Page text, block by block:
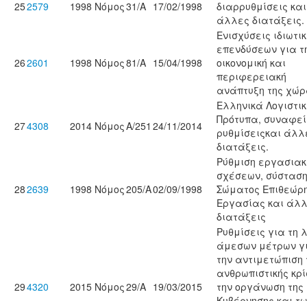
252579 1998 Νόμος31/Α 17/02/1998
διαρρυθμίσεις και
άλλες διατάξεις.
262601 1998 Νόμος81/Α 15/04/1998
Ενισχύσεις
επενδύσεων για
οικονομική και
περιφερειακή
ανάπτυξη της
274308 2014 ΝόμοςΑ/251 24/11/2014
Eλληνικά
Πρότυπα,
ρυθμίσειςκαι
διατάξεις.
282639 1998 Νόμος205/Α02/09/1998
Ρύθμιση
σχέσεων, σύσταση
Σώματος
Εργασίας και
διατάξεις
294320 2015 Νόμος29/A 19/03/2015
Ρυθμίσεις για τη
άμεσων μέτρων
την αντιμετώπιση
ανθρωπιστικής
την οργάνωση της